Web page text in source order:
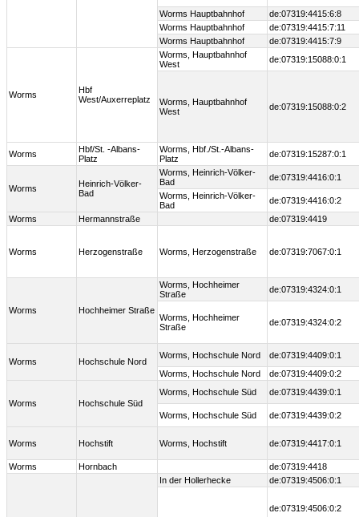
Worms Hauptbahnhof
de:07319:4415:6:8
Worms Hauptbahnhof
de:07319:4415:7:11
Worms Hauptbahnhof
de:07319:4415:7:9
Worms
Hbf
West/Auxerreplatz
Worms, Hauptbahnhof
West
de:07319:15088:0:1
Worms, Hauptbahnhof
West
de:07319:15088:0:2
Worms
Hbf/St. -Albans-
Platz
Worms, Hbf./St.-Albans-
Platz
de:07319:15287:0:1
Worms
Heinrich-Völker-
Bad
Worms, Heinrich-Völker-
Bad
de:07319:4416:0:1
Worms, Heinrich-Völker-
Bad
de:07319:4416:0:2
Worms
Hermannstraße de:07319:4419
Worms Herzogenstraße Worms, Herzogenstraße de:07319:7067:0:1
Worms Hochheimer Straße
Worms, Hochheimer
Straße
de:07319:4324:0:1
Worms, Hochheimer
Straße
de:07319:4324:0:2
Worms Hochschule Nord
Worms, Hochschule Nord
de:07319:4409:0:1
Worms, Hochschule Nord
de:07319:4409:0:2
Worms Hochschule Süd
Worms, Hochschule Süd de:07319:4439:0:1
Worms, Hochschule Süd de:07319:4439:0:2
Worms Hochstift Worms, Hochstift de:07319:4417:0:1
Worms Hornbach de:07319:4418
In der Hollerhecke de:07319:4506:0:1
de:07319:4506:0:2